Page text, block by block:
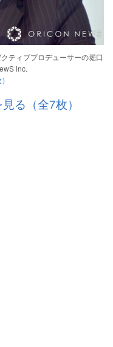
ティブプロデューサーの堀口
inc.
る（全7枚）